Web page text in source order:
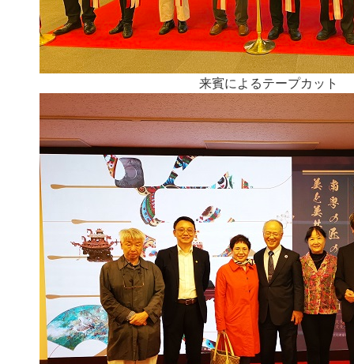
来賓によるテープカット